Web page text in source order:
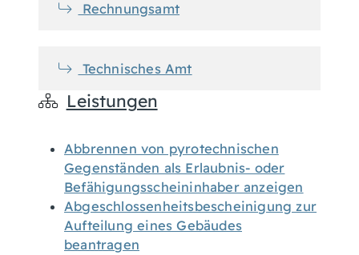
Rechnungsamt
Technisches Amt
Leistungen
Abbrennen von pyrotechnischen
Gegenständen als Erlaubnis- oder
Befähigungsscheininhaber anzeigen
Abgeschlossenheitsbescheinigung zur
Aufteilung eines Gebäudes
beantragen